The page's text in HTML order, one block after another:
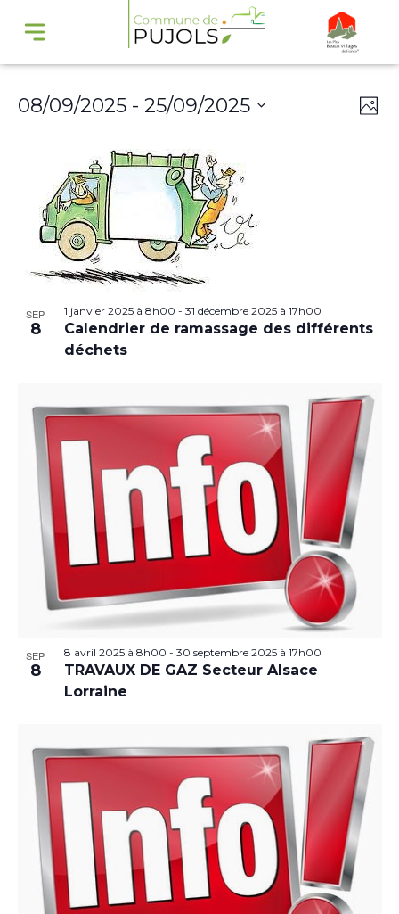
08/09/2025 - 25/09/2025
SEP
8
1 janvier 2025 à 8h00 - 31 décembre 2025 à 17h00
Calendrier de ramassage des différents
déchets
SEP
8
8 avril 2025 à 8h00 - 30 septembre 2025 à 17h00
TRAVAUX DE GAZ Secteur Alsace
Lorraine